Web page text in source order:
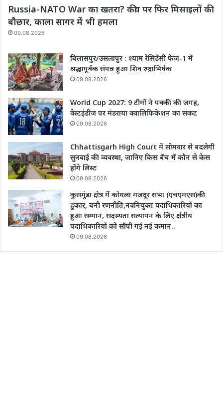
Russia-NATO War का खतरा? कीव पर फिर मिसाइलों की
बौछार, काला सागर में भी हमला
09.08.2026
बिलासपुर/उसलापुर : श्याम रेसिडेंसी फेज-1 में
श्रद्धापूर्वक संपन्न हुआ शिव रुद्राभिषेक
09.08.2026
World Cup 2027: 9 टीमों ने पक्की की जगह,
वेस्टइंडीज पर मंडराया क्वालिफिकेशन का संकट
09.08.2026
Chhattisgarh High Court में सोमवार से बदलेगी
सुनवाई की व्यवस्था, जानिए किस बेंच में कौन से केस
होंगे लिस्ट
09.08.2026
कुसमुंडा क्षेत्र में कोयला मजदूर सभा (एचएमएस)की
हुंकार, बनी रणनीति,नवनियुक्त पदाधिकारियों का
हुआ सम्मान, सदस्यता सत्यापन के लिए क्षेत्रीय
पदाधिकारियों को सौंपी गई नई कमान..
09.08.2026